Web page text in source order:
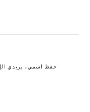
احفظ اسمي، بريدي